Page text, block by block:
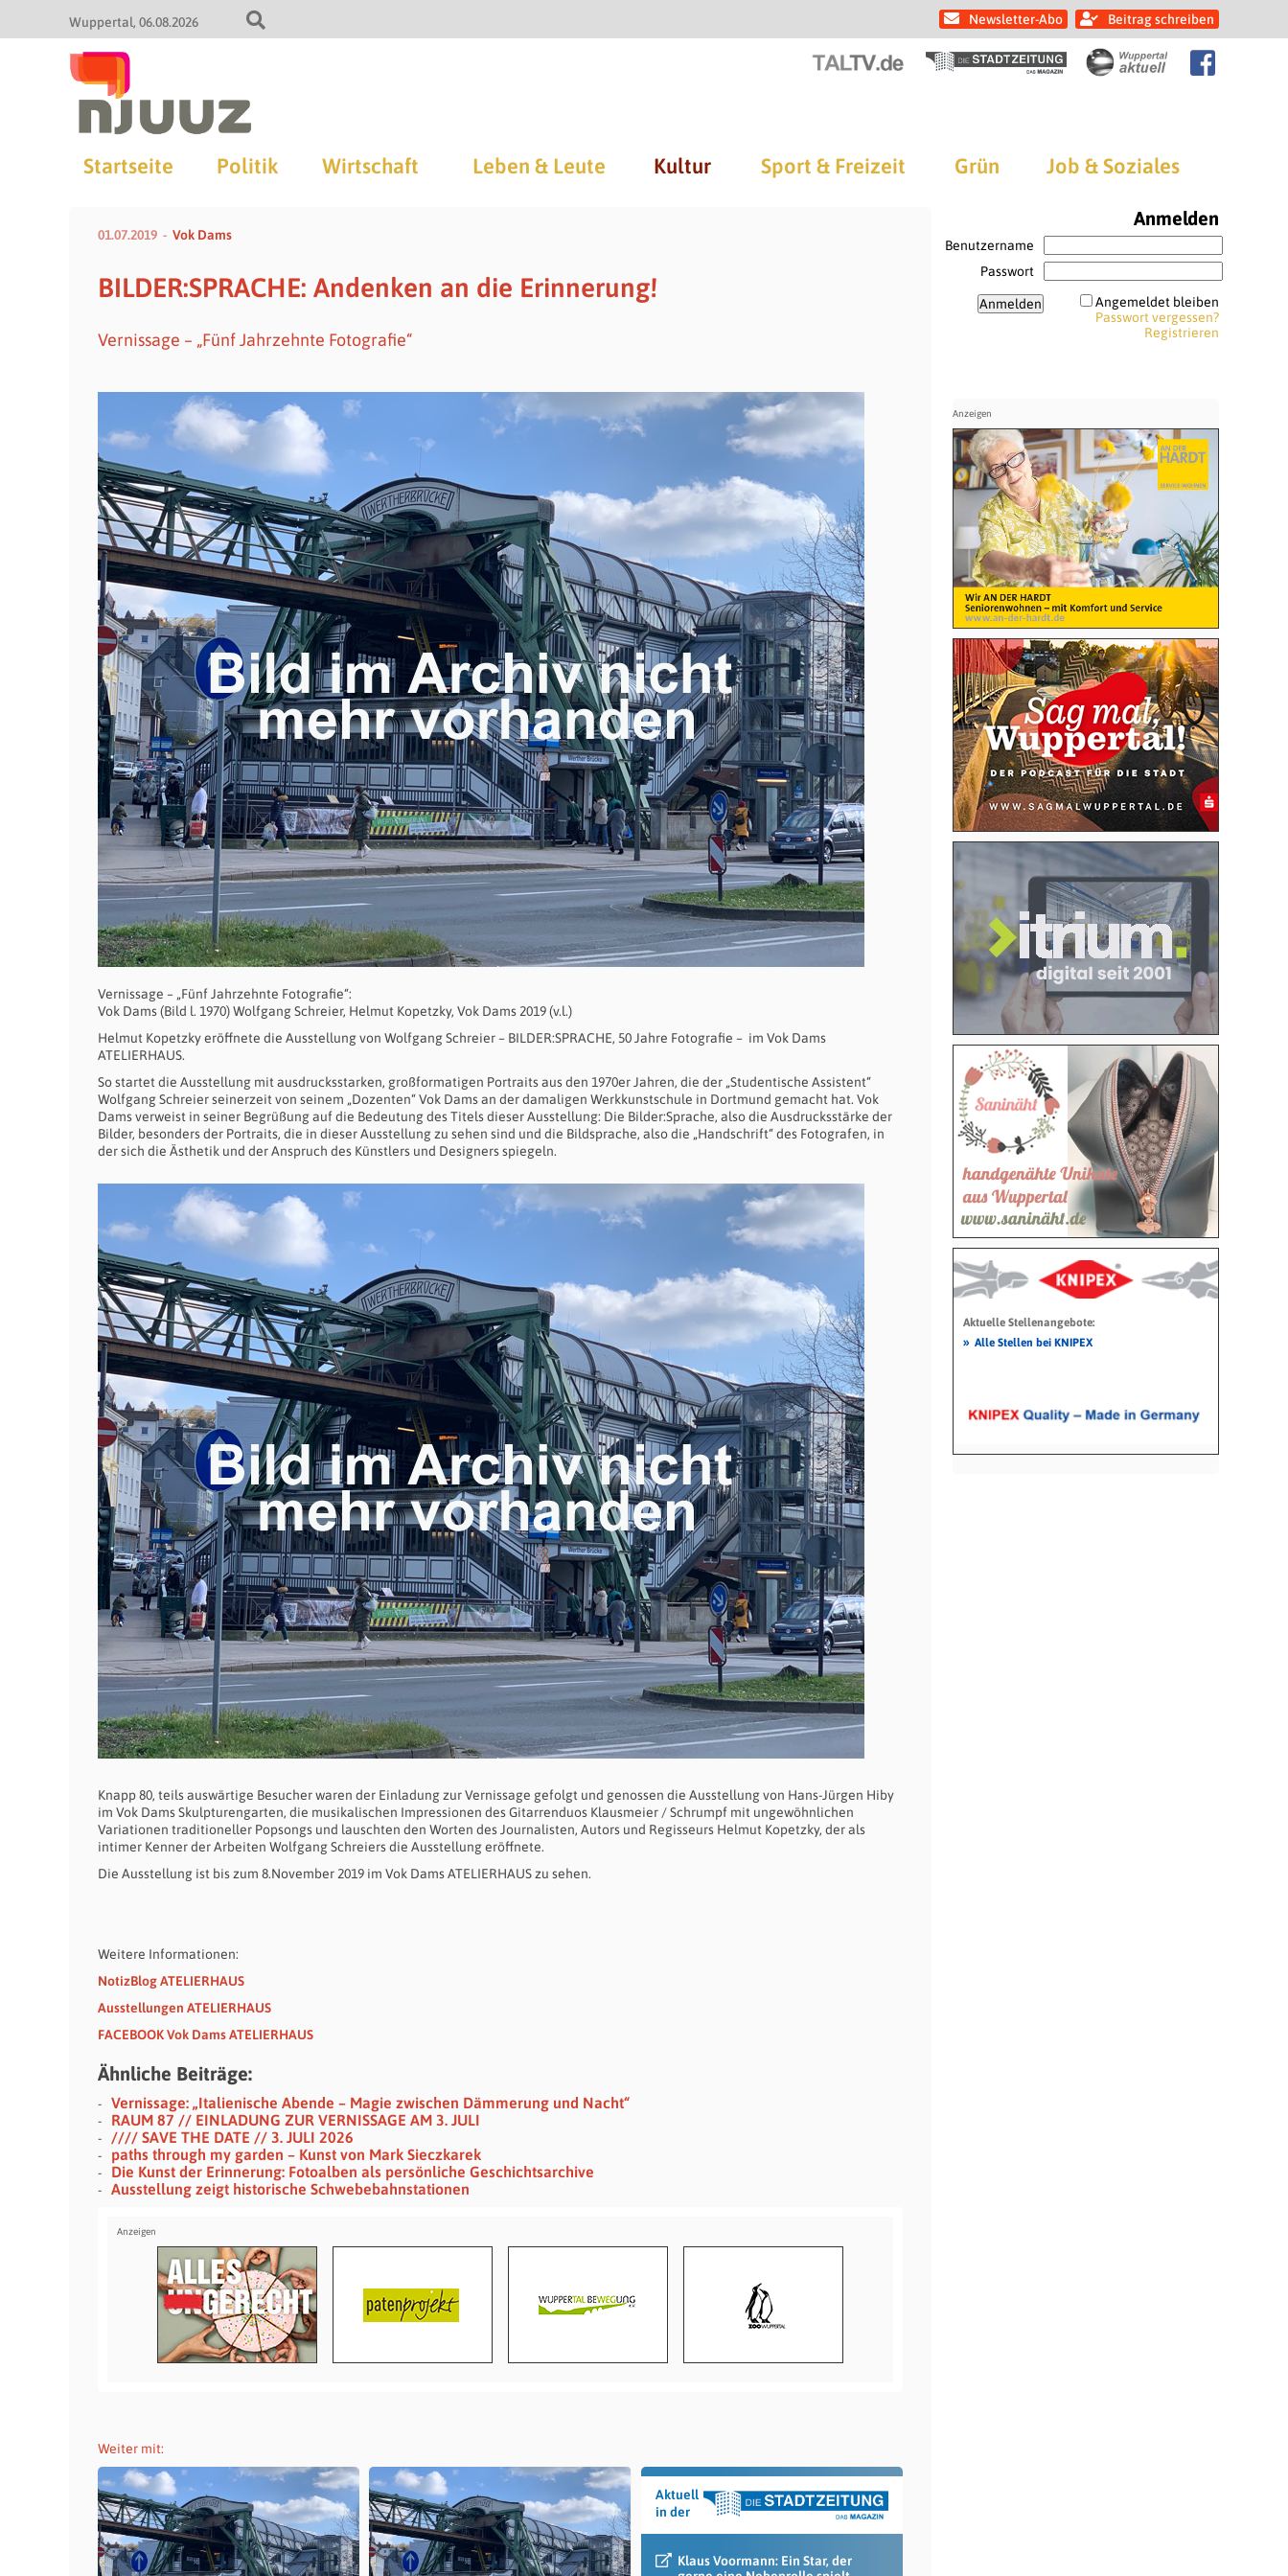
Wuppertal 06.08.2026 Newsletter-Abo Beitrag schreiben
Startseite Politik Wirtschaft Leben & Leute Kultur Sport & Freizeit Grün Job & Soziales
01.07.2019 Vok Dams
BILDER:SPRACHE: Andenken an die Erinnerung!
Vernissage – „Fünf Jahrzehnte Fotografie“
Vernissage – „Fünf Jahrzehnte Fotografie“:
Vok Dams (Bild l. 1970) Wolfgang Schreier, Helmut Kopetzky, Vok Dams 2019 (v.l.)
Helmut Kopetzky eröffnete die Ausstellung von Wolfgang Schreier – BILDER:SPRACHE, 50 Jahre Fotografie – im Vok Dams
ATELIERHAUS.
So startet die Ausstellung mit ausdrucksstarken, großformatigen Portraits aus den 1970er Jahren, die der „Studentische Assistent“
Wolfgang Schreier seinerzeit von seinem „Dozenten“ Vok Dams an der damaligen Werkkunstschule in Dortmund gemacht hat. Vok
Dams verweist in seiner Begrüßung auf die Bedeutung des Titels dieser Ausstellung: Die Bilder:Sprache, also die Ausdrucksstärke der
Bilder, besonders der Portraits, die in dieser Ausstellung zu sehen sind und die Bildsprache, also die „Handschrift“ des Fotografen, in
der sich die Ästhetik und der Anspruch des Künstlers und Designers spiegeln.
Knapp 80, teils auswärtige Besucher waren der Einladung zur Vernissage gefolgt und genossen die Ausstellung von Hans-Jürgen Hiby
im Vok Dams Skulpturengarten, die musikalischen Impressionen des Gitarrenduos Klausmeier / Schrumpf mit ungewöhnlichen
Variationen traditioneller Popsongs und lauschten den Worten des Journalisten, Autors und Regisseurs Helmut Kopetzky, der als
intimer Kenner der Arbeiten Wolfgang Schreiers die Ausstellung eröffnete.
Die Ausstellung ist bis zum 8.November 2019 im Vok Dams ATELIERHAUS zu sehen.
Weitere Informationen:
NotizBlog ATELIERHAUS
Ausstellungen ATELIERHAUS
FACEBOOK Vok Dams ATELIERHAUS
Ähnliche Beiträge:
Vernissage: „Italienische Abende – Magie zwischen Dämmerung und Nacht“
RAUM 87 // EINLADUNG ZUR VERNISSAGE AM 3. JULI
//// SAVE THE DATE // 3. JULI 2026
paths through my garden – Kunst von Mark Sieczkarek
Die Kunst der Erinnerung: Fotoalben als persönliche Geschichtsarchive
Ausstellung zeigt historische Schwebebahnstationen
Weiter mit:
Aktuell
in der
Klaus Voormann: Ein Star, der
Anmelden
Benutzername
Passwort
Angemeldet bleiben
Passwort vergessen?
Registrieren
Aktuelle Stellenangebote:
» Alle Stellen bei KNIPEX